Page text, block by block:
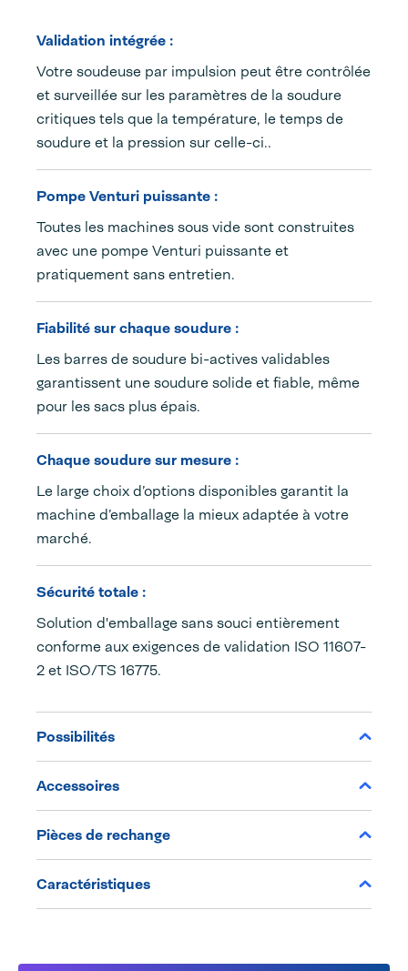
Validation intégrée :
Votre soudeuse par impulsion peut être contrôlée
et surveillée sur les paramètres de la soudure
critiques tels que la température, le temps de
soudure et la pression sur celle-ci..
Pompe Venturi puissante :
Toutes les machines sous vide sont construites
avec une pompe Venturi puissante et
pratiquement sans entretien.
Fiabilité sur chaque soudure :
Les barres de soudure bi-actives validables
garantissent une soudure solide et fiable, même
pour les sacs plus épais.
Chaque soudure sur mesure :
Le large choix d’options disponibles garantit la
machine d’emballage la mieux adaptée à votre
marché.
Sécurité totale :
Solution d'emballage sans souci entièrement
conforme aux exigences de validation ISO 11607-
2 et ISO/TS 16775.
Possibilités
Accessoires
Pièces de rechange
Caractéristiques